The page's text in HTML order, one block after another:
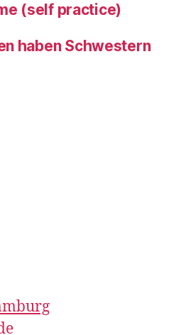
(self practice)
haben Schwestern